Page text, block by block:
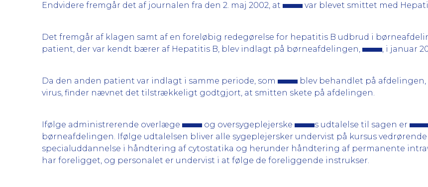
Endvidere fremgår det af journalen fra den 2. maj 2002, at var blevet smittet med
Det fremgår af klagen samt af en foreløbig redegørelse for hepatitis B udbrud i
patient, der var kendt bærer af Hepatitis B, blev indlagt på børneafdelingen,
, i januar
Da den anden patient var indlagt i samme periode, som
blev behandlet på
virus, finder nævnet det tilstrækkeligt godtgjort, at smitten skete på afdelingen.
Ifølge administrerende overlæge og oversygeplejerske s udtalelse til sagen er
børneafdelingen. Ifølge udtalelsen bliver alle sygeplejersker undervist på kursus
specialuddannelse i håndtering af cytostatika og herunder håndtering af permanente
har foreligget, og personalet er undervist i at følge de foreliggende instrukser.